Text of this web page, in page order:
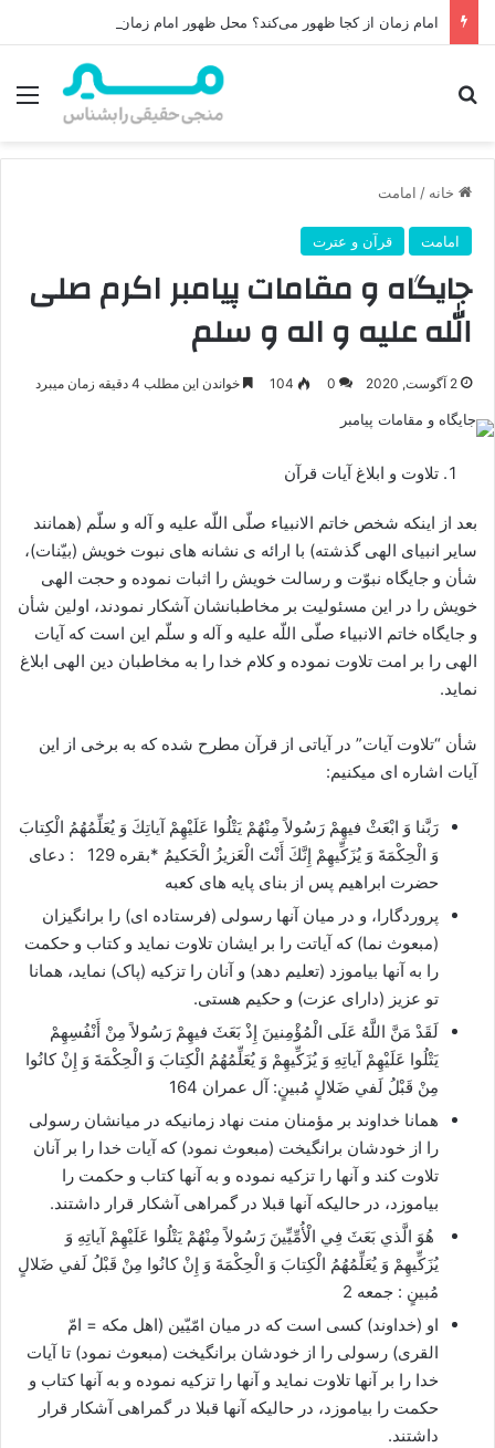
خانه / امامت
امامت قرآن و عترت
جایگاه و مقامات پیامبر اکرم صلی
الله علیه و اله و سلم
2 آگوست, 2020 0
104 خواندن این مطلب 4 دقیقه زمان میبرد
تلاوت و ابلاغ آیات قرآن
بعد از اینکه شخص خاتم الانبیاء صلّی اللّه علیه و آله و سلّم (همانند
سایر انبیای الهی گذشته) با ارائه ی نشانه های نبوت خویش (بیّنات)،
شأن و جایگاه نبوّت و رسالت خویش را اثبات نموده و حجت الهی
خویش را در این مسئولیت بر مخاطبانشان آشکار نمودند، اولین شأن
و جایگاه خاتم الانبیاء صلّی اللّه علیه و آله و سلّم این است که آیات
الهی را بر امت تلاوت نموده و کلام خدا را به مخاطبان دین الهی ابلاغ
نماید.
شأن “تلاوت آیات” در آیاتی از قرآن مطرح شده که به برخی از این
آیات اشاره ای میکنیم:
رَبَّنا وَ ابْعَثْ فيهِمْ رَسُولاً مِنْهُمْ يَتْلُوا عَلَيْهِمْ آياتِكَ وَ يُعَلِّمُهُمُ الْكِتابَ
وَ الْحِكْمَةَ وَ يُزَكِّيهِمْ إِنَّكَ أَنْتَ الْعَزيزُ الْحَكيمُ *بقره 129 : دعای
حضرت ابراهیم پس از بنای پایه های کعبه
پروردگارا، و در میان آنها رسولی (فرستاده ای) را برانگیزان
(مبعوث نما) که آیاتت را بر ایشان تلاوت نماید و کتاب و حکمت
را به آنها بیاموزد (تعلیم دهد) و آنان را تزکیه (پاک) نماید، همانا
تو عزیز (دارای عزت) و حکیم هستی.
لَقَدْ مَنَّ اللَّهُ عَلَى الْمُؤْمِنينَ إِذْ بَعَثَ فيهِمْ رَسُولاً مِنْ أَنْفُسِهِمْ
يَتْلُوا عَلَيْهِمْ آياتِهِ وَ يُزَكِّيهِمْ وَ يُعَلِّمُهُمُ الْكِتابَ وَ الْحِكْمَةَ وَ إِنْ كانُوا
مِنْ قَبْلُ لَفي‏ ضَلالٍ مُبينٍ: آل عمران 164
همانا خداوند بر مؤمنان منت نهاد زمانیکه در میانشان رسولی
را از خودشان برانگیخت (مبعوث نمود) که آیات خدا را بر آنان
تلاوت کند و آنها را تزکیه نموده و به آنها کتاب و حکمت را
بیاموزد، در حالیکه آنها قبلا در گمراهی آشکار قرار داشتند.
هُوَ الَّذي بَعَثَ فِي الْأُمِّيِّينَ رَسُولاً مِنْهُمْ يَتْلُوا عَلَيْهِمْ آياتِهِ وَ
يُزَكِّيهِمْ وَ يُعَلِّمُهُمُ الْكِتابَ وَ الْحِكْمَةَ وَ إِنْ كانُوا مِنْ قَبْلُ لَفي‏ ضَلالٍ
مُبينٍ : جمعه 2
او (خداوند) کسی است که در میان امّیّین (اهل مکه = امّ
القری) رسولی را از خودشان برانگیخت (مبعوث نمود) تا آیات
خدا را بر آنها تلاوت نماید و آنها را تزکیه نموده و به آنها کتاب و
حکمت را بیاموزد، در حالیکه آنها قبلا در گمراهی آشکار قرار
داشتند.